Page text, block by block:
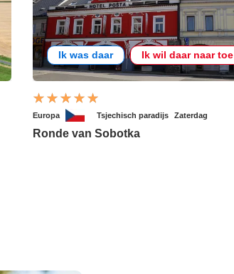
Ik was daar Ik wil daar naar toe
Europa Tsjechisch paradijs Zaterdag
Ronde van Sobotka